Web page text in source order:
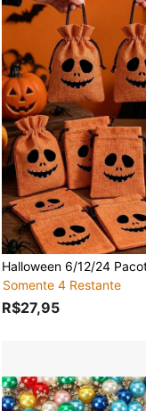
Somente 4 Restante
R$27,95